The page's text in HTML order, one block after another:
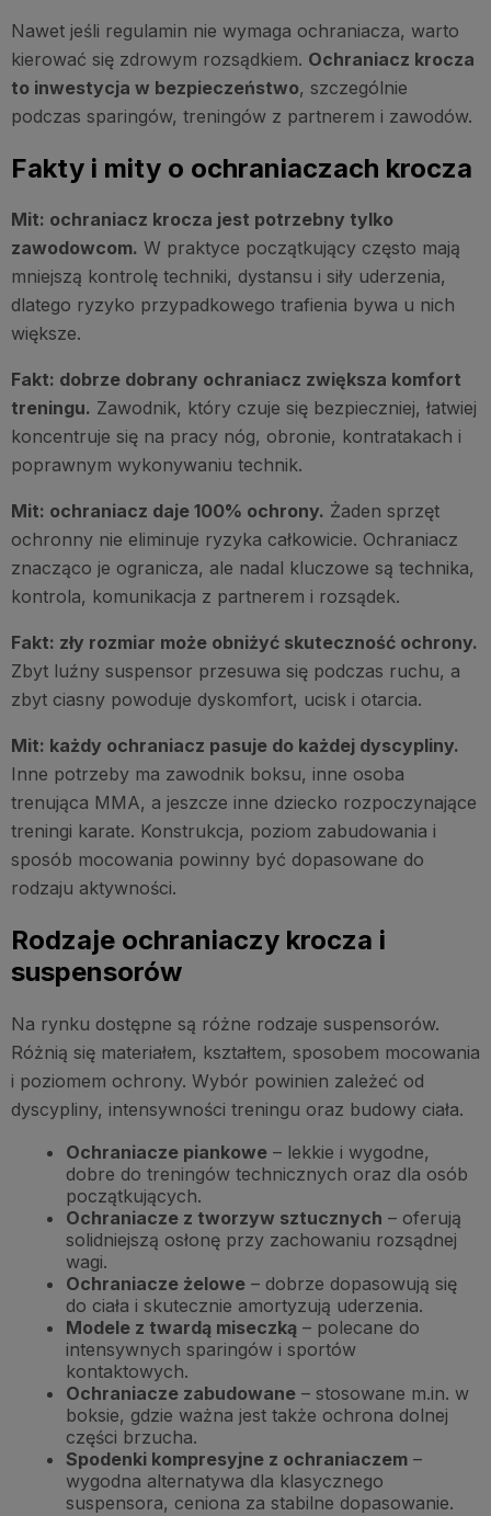
Nawet jeśli regulamin nie wymaga ochraniacza, warto
kierować się zdrowym rozsądkiem. Ochraniacz krocza
to inwestycja w bezpieczeństwo, szczególnie
podczas sparingów, treningów z partnerem i zawodów.
Fakty i mity o ochraniaczach krocza
Mit: ochraniacz krocza jest potrzebny tylko
zawodowcom. W praktyce początkujący często mają
mniejszą kontrolę techniki, dystansu i siły uderzenia,
dlatego ryzyko przypadkowego trafienia bywa u nich
większe.
Fakt: dobrze dobrany ochraniacz zwiększa komfort
treningu. Zawodnik, który czuje się bezpieczniej, łatwiej
koncentruje się na pracy nóg, obronie, kontratakach i
poprawnym wykonywaniu technik.
Mit: ochraniacz daje 100% ochrony. Żaden sprzęt
ochronny nie eliminuje ryzyka całkowicie. Ochraniacz
znacząco je ogranicza, ale nadal kluczowe są technika,
kontrola, komunikacja z partnerem i rozsądek.
Fakt: zły rozmiar może obniżyć skuteczność ochrony.
Zbyt luźny suspensor przesuwa się podczas ruchu, a
zbyt ciasny powoduje dyskomfort, ucisk i otarcia.
Mit: każdy ochraniacz pasuje do każdej dyscypliny.
Inne potrzeby ma zawodnik boksu, inne osoba
trenująca MMA, a jeszcze inne dziecko rozpoczynające
treningi karate. Konstrukcja, poziom zabudowania i
sposób mocowania powinny być dopasowane do
rodzaju aktywności.
Rodzaje ochraniaczy krocza i
suspensorów
Na rynku dostępne są różne rodzaje suspensorów.
Różnią się materiałem, kształtem, sposobem mocowania
i poziomem ochrony. Wybór powinien zależeć od
dyscypliny, intensywności treningu oraz budowy ciała.
Ochraniacze piankowe – lekkie i wygodne,
dobre do treningów technicznych oraz dla osób
początkujących.
Ochraniacze z tworzyw sztucznych – oferują
solidniejszą osłonę przy zachowaniu rozsądnej
wagi.
Ochraniacze żelowe – dobrze dopasowują się
do ciała i skutecznie amortyzują uderzenia.
Modele z twardą miseczką – polecane do
intensywnych sparingów i sportów
kontaktowych.
Ochraniacze zabudowane – stosowane m.in. w
boksie, gdzie ważna jest także ochrona dolnej
części brzucha.
Spodenki kompresyjne z ochraniaczem –
wygodna alternatywa dla klasycznego
suspensora, ceniona za stabilne dopasowanie.